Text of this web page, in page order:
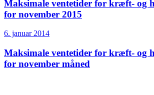
Maksimale ventetider for kræft- og
for november 2015
6. januar 2014
Maksimale ventetider for kræft- og
for november måned